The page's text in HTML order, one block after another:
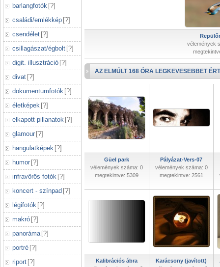
barlangfotók [?]
családi/emlékkép [?]
csendélet [?]
csillagászat/égbolt [?]
digit. illusztráció [?]
divat [?]
dokumentumfotók [?]
életképek [?]
elkapott pillanatok [?]
glamour [?]
hangulatképek [?]
humor [?]
infravörös fotók [?]
koncert - színpad [?]
légifotók [?]
makró [?]
panoráma [?]
portré [?]
riport [?]
vélemények
AZ ELMÚLT 168 ÓRA LEGKEVESEBBET
Güel park
vélemények száma: 0
megtekintve: 5309
Pályázat-Vers-07
vélemények száma: 0
megtekintve: 2561
Kalibrációs ábra
Karácsony (javított)